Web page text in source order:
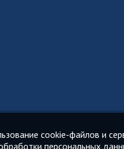
cookie-файлов и
персональных